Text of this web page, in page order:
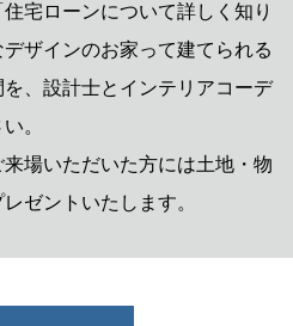
宅ローンについて詳しく知り
ザインのお家って建てられる
、設計士とインテリアコーデ
。
場いただいた方には土地・物
ゼントいたします。